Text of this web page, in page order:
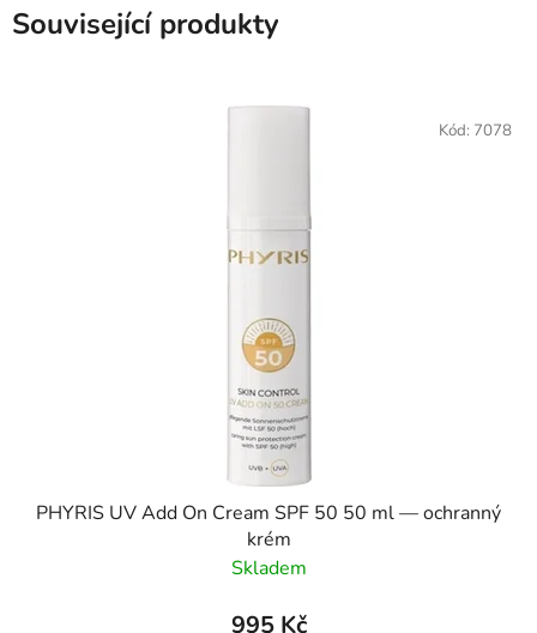
Související produkty
PHYRIS UV Add On Cream SPF 50 50 ml — ochranný
krém
Skladem
995 Kč
Kód: 7078